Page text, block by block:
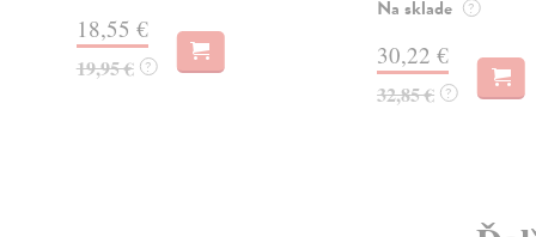
18,55 €
19,95 € ?
Na sklade ?
30,22 €
32,85 € ?